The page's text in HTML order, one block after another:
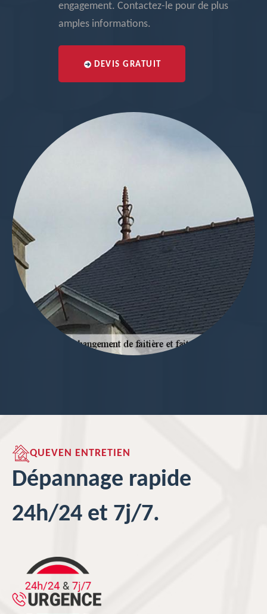
engagement. Contactez-le pour de plus
amples informations.
DEVIS GRATUIT
QUEVEN ENTRETIEN
Dépannage rapide
24h/24 et 7j/7.